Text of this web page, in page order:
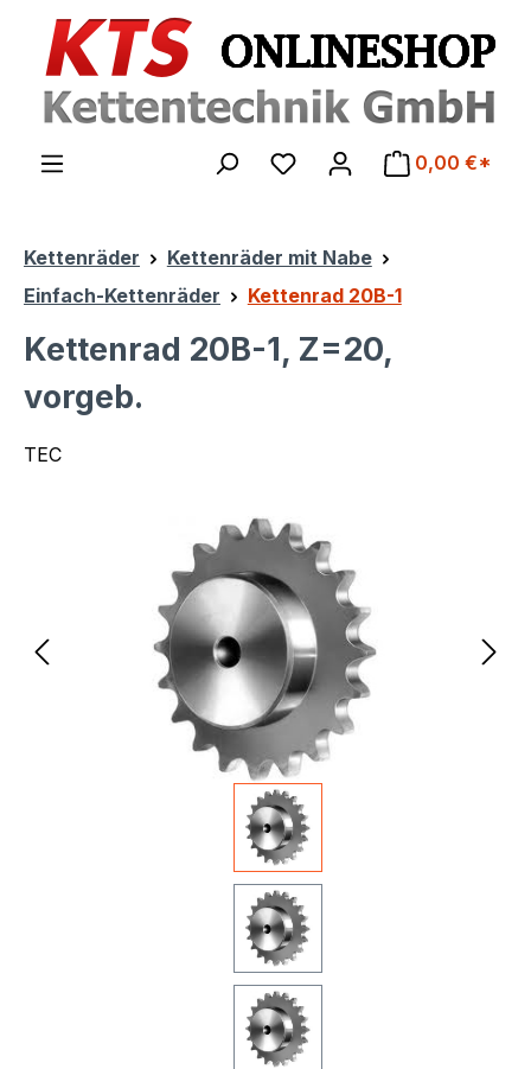
Zum Hauptinhalt springen
0,00 €*
Kettenräder
Kettenräder mit Nabe
Einfach-Kettenräder
Kettenrad 20B-1
Kettenrad 20B-1, Z=20,
vorgeb.
TEC
Bildergalerie überspringen